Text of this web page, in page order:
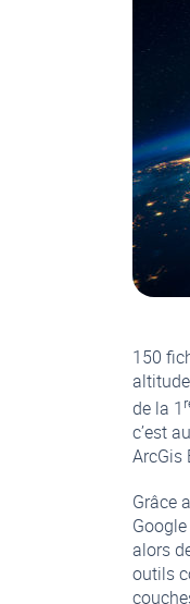
150
de la 1
c’est
ArcGis
Grâce
alors
outils